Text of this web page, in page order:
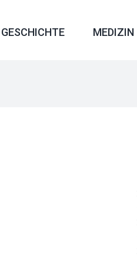
GESCHICHTE MEDIZIN